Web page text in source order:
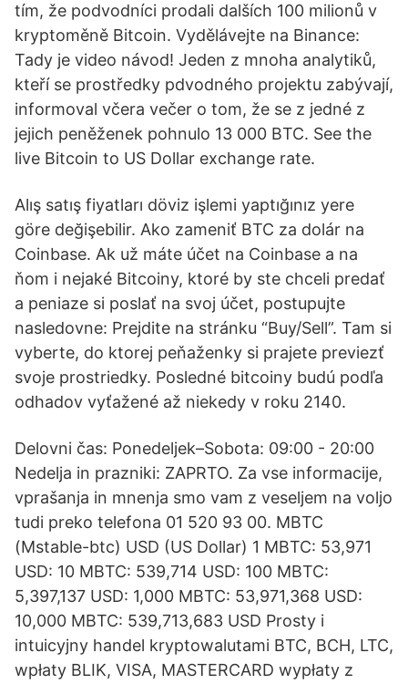
tím, že podvodníci prodali dalších 100 milionů v
kryptoměně Bitcoin. Vydělávejte na Binance:
Tady je video návod! Jeden z mnoha analytiků,
kteří se prostředky pdvodného projektu zabývají,
informoval včera večer o tom, že se z jedné z
jejich peněženek pohnulo 13 000 BTC. See the
live Bitcoin to US Dollar exchange rate.
Alış satış fiyatları döviz işlemi yaptığınız yere
göre değişebilir. Ako zameniť BTC za dolár na
Coinbase. Ak už máte účet na Coinbase a na
ňom i nejaké Bitcoiny, ktoré by ste chceli predať
a peniaze si poslať na svoj účet, postupujte
nasledovne: Prejdite na stránku “Buy/Sell”. Tam si
vyberte, do ktorej peňaženky si prajete previezť
svoje prostriedky. Posledné bitcoiny budú podľa
odhadov vyťažené až niekedy v roku 2140.
Delovni čas: Ponedeljek–Sobota: 09:00 - 20:00
Nedelja in prazniki: ZAPRTO. Za vse informacije,
vprašanja in mnenja smo vam z veseljem na voljo
tudi preko telefona 01 520 93 00. MBTC
(Mstable-btc) USD (US Dollar) 1 MBTC: 53,971
USD: 10 MBTC: 539,714 USD: 100 MBTC:
5,397,137 USD: 1,000 MBTC: 53,971,368 USD:
10,000 MBTC: 539,713,683 USD Prosty i
intuicyjny handel kryptowalutami BTC, BCH, LTC,
wpłaty BLIK, VISA, MASTERCARD wypłaty z